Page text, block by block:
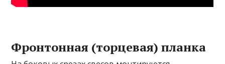
Фронтонная (торцевая) планка